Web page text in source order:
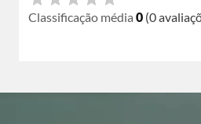
Classificação média 0 (0